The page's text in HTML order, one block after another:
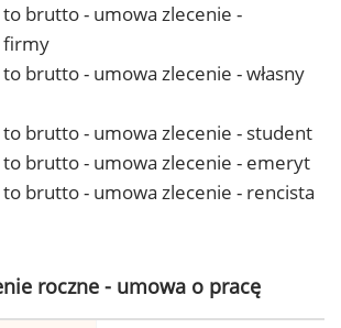
brutto - umowa zlecenie -
firmy
brutto - umowa zlecenie - własny
brutto - umowa zlecenie - student
brutto - umowa zlecenie - emeryt
brutto - umowa zlecenie - rencista
roczne - umowa o pracę